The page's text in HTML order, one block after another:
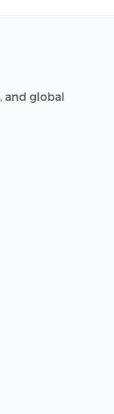
and global